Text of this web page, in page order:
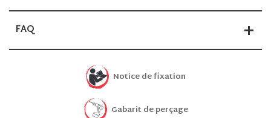
FAQ
Notice de fixation
Gabarit de perçage